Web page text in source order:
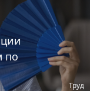
по
Труд